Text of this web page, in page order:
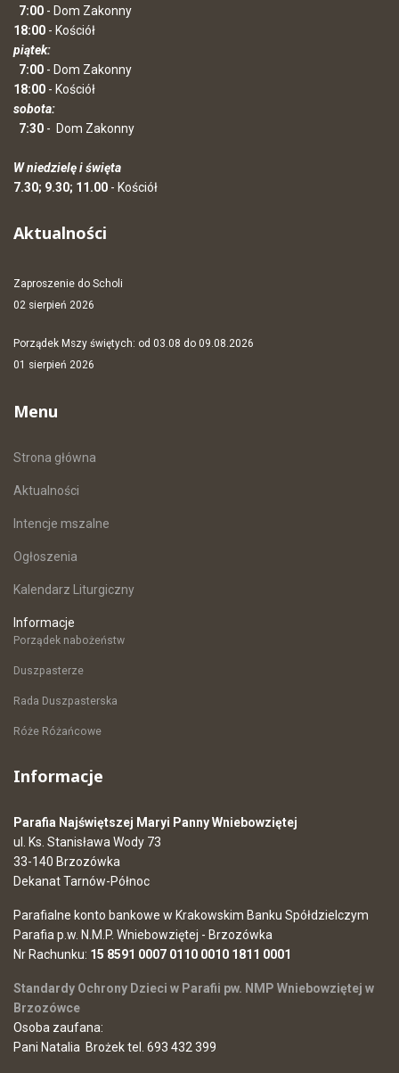
7:00 - Dom Zakonny
18:00 - Kościół
piątek:
7:00 - Dom Zakonny
18:00 - Kościół
sobota:
7:30 - Dom Zakonny
W niedzielę i święta
7.30; 9.30; 11.00 - Kościół
Aktualności
Zaproszenie do Scholi
02 sierpień 2026
Porządek Mszy świętych: od 03.08 do 09.08.2026
01 sierpień 2026
Menu
Strona główna
Aktualności
Intencje mszalne
Ogłoszenia
Kalendarz Liturgiczny
Informacje
Porządek nabożeństw
Duszpasterze
Rada Duszpasterska
Róże Różańcowe
Informacje
Parafia Najświętszej Maryi Panny Wniebowziętej
ul. Ks. Stanisława Wody 73
33-140 Brzozówka
Dekanat Tarnów-Północ
Parafialne konto bankowe w Krakowskim Banku Spółdzielczym
Parafia p.w. N.M.P. Wniebowziętej - Brzozówka
Nr Rachunku: 15 8591 0007 0110 0010 1811 0001
Standardy Ochrony Dzieci w Parafii pw. NMP Wniebowziętej w
Brzozówce
Osoba zaufana:
Pani Natalia Brożek tel. 693 432 399